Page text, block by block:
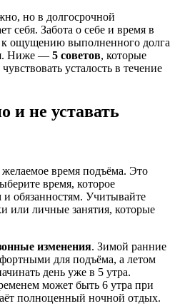
но в долгосрочной
себя. Забота о себе и время в
ощущению выполненного долга
Ниже — 5 советов, которые
усталость в течение
и не уставать
время подъёма. Это
время, которое
и обязанностям. Учитывайте
или личные занятия, которые
изменения. Зимой ранние
для подъёма, а летом
день уже в 5 утра.
может быть 6 утра при
полноценный ночной отдых.